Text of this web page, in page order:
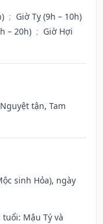
; Giờ Tỵ (9h – 10h)
– 20h) ; Giờ Hợi
tận, Tam
sinh Hỏa), ngày
Mậu Tý và